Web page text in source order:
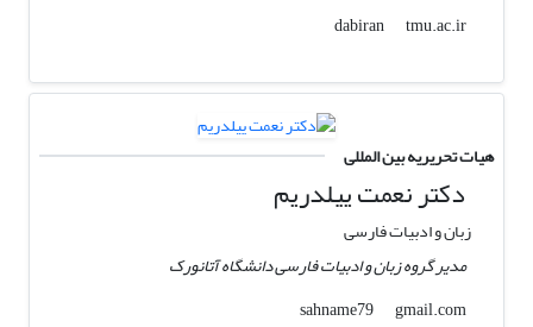
dabiran
tmu.ac.ir
هیات تحریریه بین المللی
دکتر نعمت ییلدریم
زبان و ادبیات فارسی
مدیر گروه زبان و ادبیات فارسی دانشگاه آتانورک
sahname79
gmail.com